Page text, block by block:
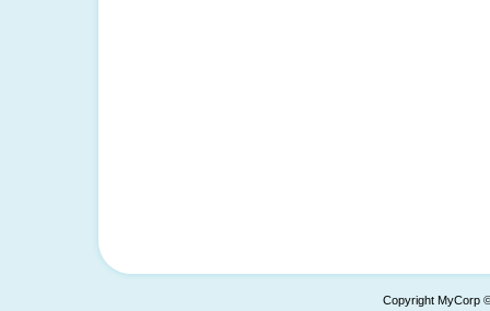
Copyright MyCorp